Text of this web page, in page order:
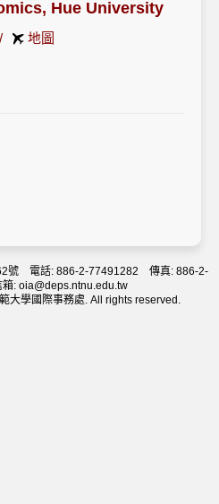
Hue University
地圖
號 電話: 886-2-77491282 傳真: 886-2-
: oia@deps.ntnu.edu.tw
大學國際事務處. All rights reserved.